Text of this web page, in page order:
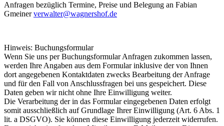
Anfragen bezüglich Termine, Preise und Belegung an Fabian
Gmeinerverwalter@wagnershof.de
Hinweis: Buchungsformular
Wenn Sie uns per Buchungsformular Anfragen zukommen lassen,
werden Ihre Angaben aus dem Formular inklusive der von Ihnen
dort angegebenen Kontaktdaten zwecks Bearbeitung der Anfrage
und für den Fall von Anschlussfragen bei uns gespeichert. Diese
Daten geben wir nicht ohne Ihre Einwilligung weiter.
Die Verarbeitung der in das Formular eingegebenen Daten erfolgt
somit ausschließlich auf Grundlage Ihrer Einwilligung (Art. 6 Abs. 1
lit. a DSGVO). Sie können diese Einwilligung jederzeit widerrufen.